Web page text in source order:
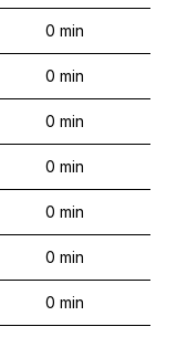
0 min
0 min
0 min
0 min
0 min
0 min
0 min